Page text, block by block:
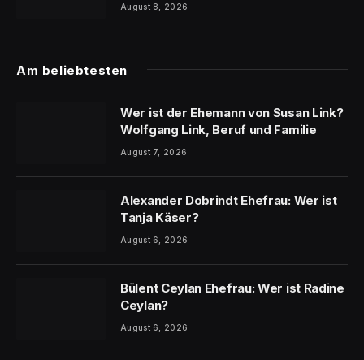
August 8, 2026
Am beliebtesten
Wer ist der Ehemann von Susan Link?
Wolfgang Link, Beruf und Familie
August 7, 2026
Alexander Dobrindt Ehefrau: Wer ist
Tanja Käser?
August 6, 2026
Bülent Ceylan Ehefrau: Wer ist Radine
Ceylan?
August 6, 2026